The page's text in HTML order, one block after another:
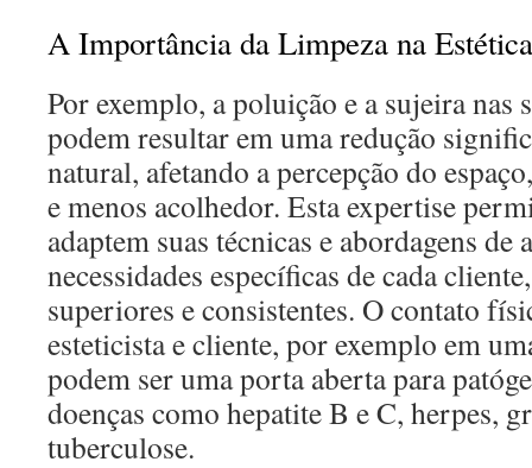
A Importância da Limpeza na
Por exemplo, a poluição e a sujeira nas
podem resultar em uma redução
natural, afetando a percepção do
e menos acolhedor. Esta expertise
adaptem suas técnicas e abordagens de
necessidades específicas de cada
superiores e consistentes. O contato
esteticista e cliente, por exemplo em
podem ser uma porta aberta para
doenças como hepatite B e C, herpes,
tuberculose.